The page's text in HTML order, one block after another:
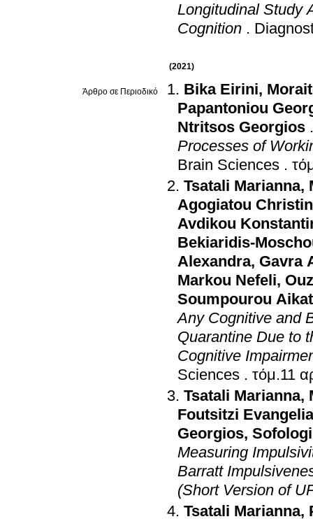
Longitudinal Study
Cognition .
(2021)
Άρθρο σε Περιοδικό Bika Eirini,
Papantoniou
Ntritsos Georgios
Processes of
Brain Sciences .
Tsatali Marianna,
Agogiatou
Avdikou
Bekiaridis-
Alexandra, Gavra
Markou Nefeli,
Soumpourou
Any Cognitive and
Quarantine Due to
Cognitive
Sciences .
Tsatali Marianna,
Foutsitzi Evangelia
Georgios,
Measuring
Barratt
(Short Version of
Tsatali Marianna,